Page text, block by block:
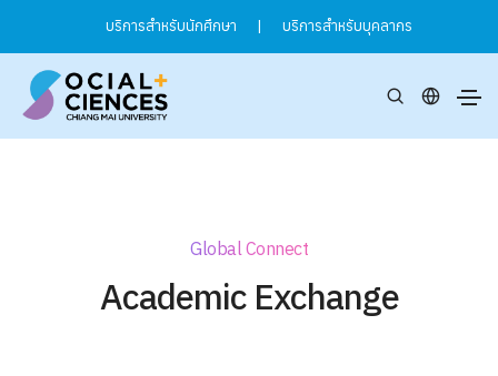
บริการสำหรับนักศึกษา | บริการสำหรับบุคลากร
Global Connect
Academic Exchange